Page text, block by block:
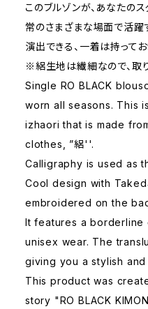
このブルゾンが、あなたの
常のさまざまな場面で活躍
演出できる、一着は持ってお
※絽生地は繊細なので、取
Single RO BLACK
worn all seasons. This
izhaori that is made
clothes, ”絽''.
Calligraphy is used as
Cool design with
embroidered on the
It features a borderline
unisex wear. The
giving you a stylish
This product was
story "RO BLACK